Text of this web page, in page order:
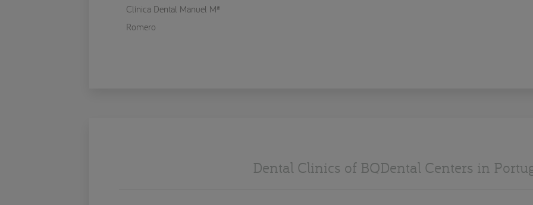
Clínica Dental Manuel Mª
Romero
Dental Clinics of BQDental Centers in